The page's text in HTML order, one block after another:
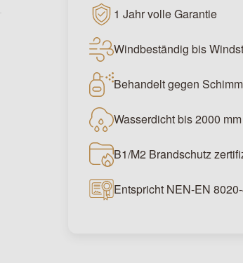
1 Jahr volle Garantie
Windbeständig bis
Behandelt gegen
Wasserdicht bis 2000
B1/M2 Brandschutz
Entspricht NEN-EN